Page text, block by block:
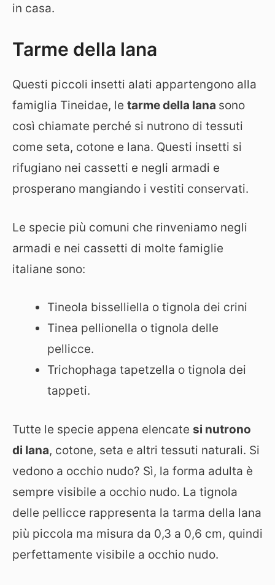
in casa.
Tarme della lana
Questi piccoli insetti alati appartengono alla
famiglia Tineidae, le tarme della lana sono
così chiamate perché si nutrono di tessuti
come seta, cotone e lana. Questi insetti si
rifugiano nei cassetti e negli armadi e
prosperano mangiando i vestiti conservati.
Le specie più comuni che rinveniamo negli
armadi e nei cassetti di molte famiglie
italiane sono:
Tineola bisselliella o tignola dei crini
Tinea pellionella o tignola delle
pellicce.
Trichophaga tapetzella o tignola dei
tappeti.
Tutte le specie appena elencate si nutrono
di lana, cotone, seta e altri tessuti naturali. Si
vedono a occhio nudo? Sì, la forma adulta è
sempre visibile a occhio nudo. La tignola
delle pellicce rappresenta la tarma della lana
più piccola ma misura da 0,3 a 0,6 cm, quindi
perfettamente visibile a occhio nudo.